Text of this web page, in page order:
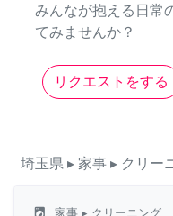
みんなが抱える日常
てみませんか？
リクエストをする
埼玉県 ▸ 家事 ▸ クリー
local_laundry_service 家事 ▸ クリーニング